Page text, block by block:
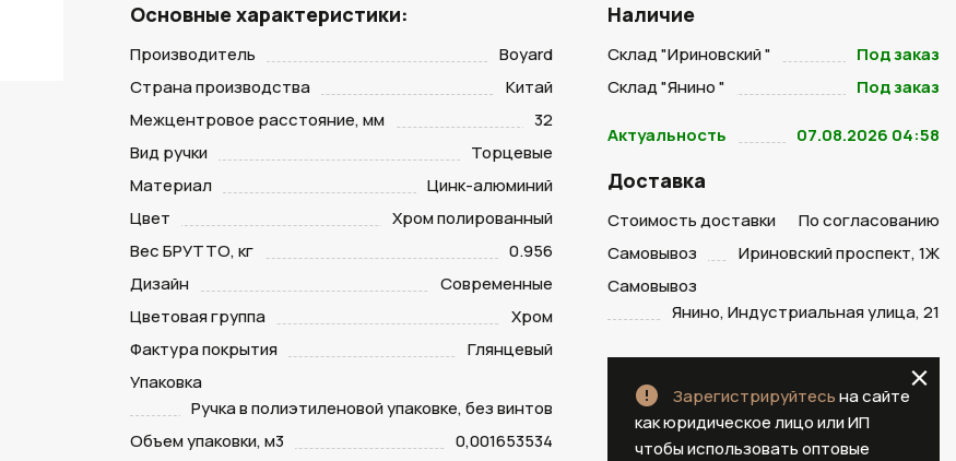
Основные характеристики:
Производитель
Boyard
Страна производства
Китай
Межцентровое расстояние, мм
32
Вид ручки
Торцевые
Материал
Цинк-алюминий
Цвет
Хром полированный
Вес БРУТТО, кг
0.956
Дизайн
Современные
Цветовая группа
Хром
Фактура покрытия
Глянцевый
Упаковка
Ручка в полиэтиленовой упаковке, без винтов
Объем упаковки, м3
0,001653534
Наличие
Склад "Ириновский "
Под заказ
Склад "Янино "
Под заказ
Актуальность 07.08.2026 04:58
Доставка
Стоимость доставки
По согласованию
Самовывоз
Ириновский проспект, 1Ж
Самовывоз
Янино, Индустриальная улица, 21
Зарегистрируйтесьна сайте
как юридическое лицо или ИП
чтобы использовать оптовые